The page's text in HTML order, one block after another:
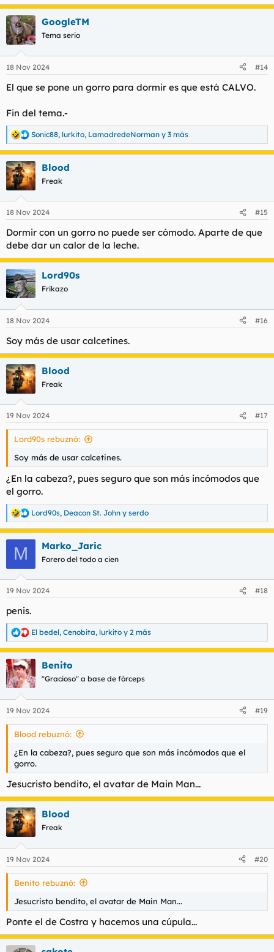
e
a
c
c
i
e
:
GoogleTM
Tema serio
18 Nov 2024 #14
El que se pone un gorro para dormir es que está CALVO.
Fin del tema.-
R
e
a
c
c
i
e
:
Sonic88, lurkito, LamadredeNorman y 3 más
Blood
Freak
18 Nov 2024 #15
Dormir con un gorro no puede ser cómodo. Aparte de que
debe dar un calor de la leche.
Lord90s
Frikazo
18 Nov 2024 #16
Soy más de usar calcetines.
Blood
Freak
19 Nov 2024 #17
Lord90s rebuznó:
Soy más de usar calcetines.
¿En la cabeza?, pues seguro que son más incómodos que
el gorro.
R
e
a
e
:
Lord90s, Deacon St. John y serdo
M Marko_Jaric
Forero del todo a cien
19 Nov 2024 #18
penis.
R
e
a
c
c
i
e
s
El bedel, Cenobita, lurkito y 2 más
Benito
"Gracioso" a base de fórceps
19 Nov 2024 #19
Blood rebuznó:
¿En la cabeza?, pues seguro que son más incómodos que el
gorro.
Jesucristo bendito, el avatar de Main Man...
Blood
Freak
19 Nov 2024 #20
Benito rebuznó:
Jesucristo bendito, el avatar de Main Man...
Ponte el de Costra y hacemos una cúpula...